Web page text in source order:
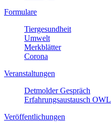
Formulare
Tiergesundheit
Umwelt
Merkblätter
Corona
Veranstaltungen
Detmolder Gespräch
Erfahrungsaustausch OWL
Veröffentlichungen